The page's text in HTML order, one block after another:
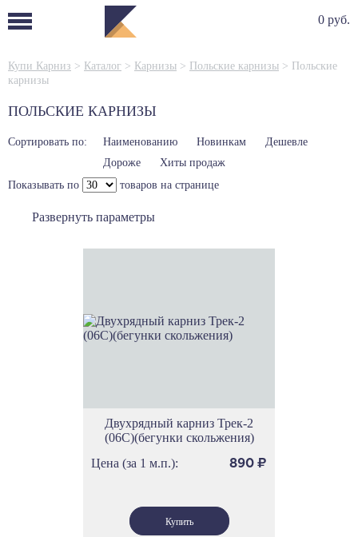
0 руб.
Купи Карниз > Каталог > Карнизы > Польские карнизы > Польские
карнизы
ПОЛЬСКИЕ КАРНИЗЫ
Сортировать по: Наименованию Новинкам
Дешевле
Дороже
Хиты продаж
Показывать по
товаров на странице
Развернуть параметры
Двухрядный карниз Трек-2
(06С)(бегунки скольжения)
Цена (за 1 м.п.):
890 ₽